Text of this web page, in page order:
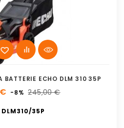
BATTERIE ECHO DLM 310 35P
-8% 245,00 €
DLM310/35P